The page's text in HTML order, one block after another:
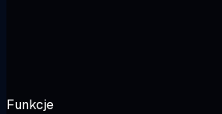
Funkcje